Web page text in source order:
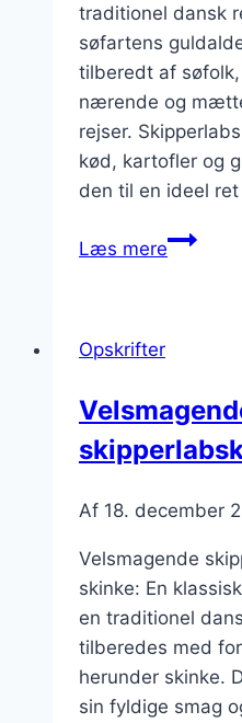
traditionel dansk
søfartens
tilberedt af
nærende og
rejser.
kød, kartofler og
den til en ideel
Læs mere
Opskrifter
Af 18. december
Velsmagende
skinke: En
en traditionel
tilberedes med
herunder skinke.
sin fyldige smag